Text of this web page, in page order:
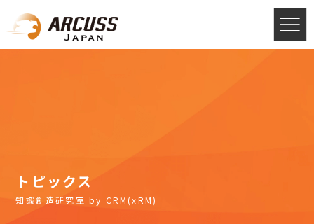
トピックス
知識創造研究室 by CRM(xRM)